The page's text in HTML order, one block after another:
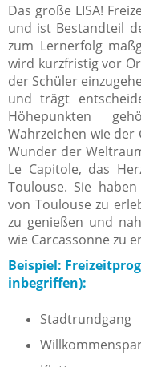
Das große LISA!
und ist Bestandteil
zum Lernerfolg
wird kurzfristig vor
der Schüler
und trägt
Höhepunkten
Wahrzeichen wie der
Wunder der
Le Capitole, das
Toulouse. Sie
von Toulouse zu
zu genießen und
wie Carcassonne zu
Beispiel:
inbegriffen):
Stadtrundgang